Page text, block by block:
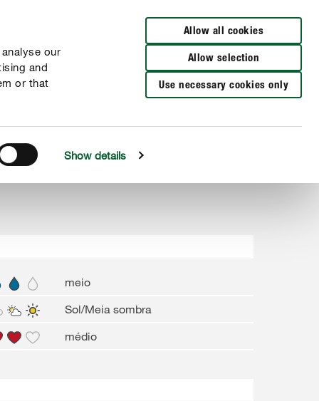
our
and
or that
Show details
Allow all cookies
Allow selection
Use necessary cookies only
Encuentra un distribuidor
meio
Sol/Meia sombra
médio